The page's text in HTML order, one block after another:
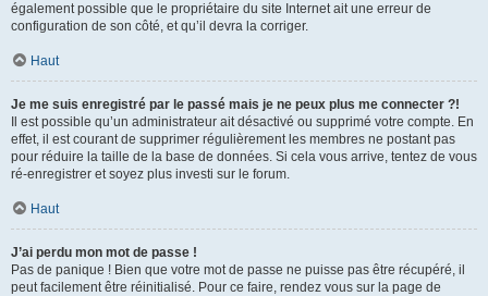
également possible que le propriétaire du site Internet ait une erreur de
configuration de son côté, et qu’il devra la corriger.
Haut
Je me suis enregistré par le passé mais je ne peux plus me connecter ?!
Il est possible qu’un administrateur ait désactivé ou supprimé votre compte. En
effet, il est courant de supprimer régulièrement les membres ne postant pas
pour réduire la taille de la base de données. Si cela vous arrive, tentez de vous
ré-enregistrer et soyez plus investi sur le forum.
Haut
J’ai perdu mon mot de passe !
Pas de panique ! Bien que votre mot de passe ne puisse pas être récupéré, il
peut facilement être réinitialisé. Pour ce faire, rendez vous sur la page de